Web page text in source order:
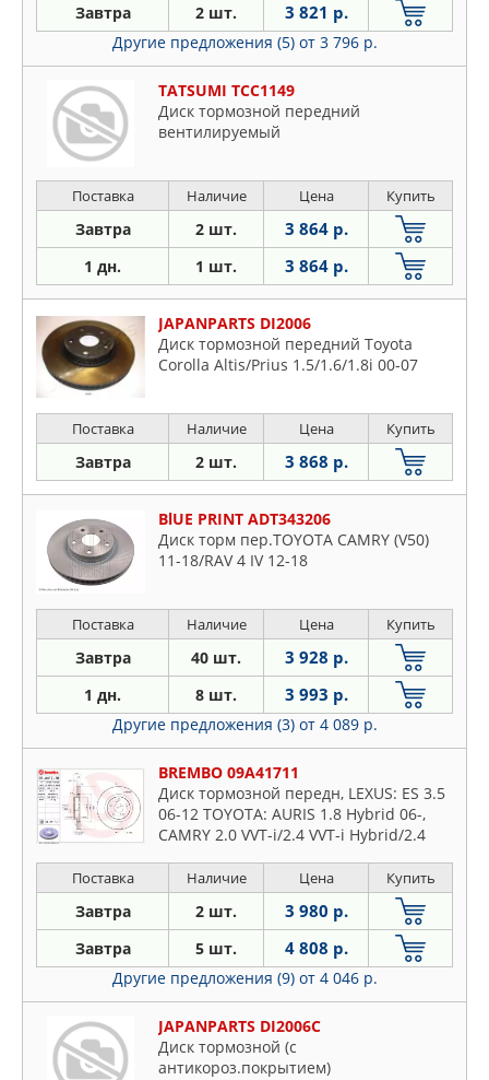
Завтра 2 шт. 3 821 р.
Другие предложения (5) от 3 796 р.
TATSUMI TCC1149
Диск тормозной передний
вентилируемый
Поставка Наличие Цена Купить
Завтра 2 шт. 3 864 р.
1 дн. 1 шт. 3 864 р.
JAPANPARTS DI2006
Диск тормозной передний Toyota
Corolla Altis/Prius 1.5/1.6/1.8i 00-07
Поставка Наличие Цена Купить
Завтра 2 шт. 3 868 р.
BlUE PRINT ADT343206
Диск торм пер.TOYOTA CAMRY (V50)
11-18/RAV 4 IV 12-18
Поставка Наличие Цена Купить
Завтра 40 шт. 3 928 р.
1 дн. 8 шт. 3 993 р.
Другие предложения (3) от 4 089 р.
BREMBO 09A41711
Диск тормозной передн, LEXUS: ES 3.5
06-12 TOYOTA: AURIS 1.8 Hybrid 06-,
CAMRY 2.0 VVT-i/2.4 VVT-i Hybrid/2.4
RAV 4 III 2.
Поставка Наличие Цена Купить
Завтра 2 шт. 3 980 р.
Завтра 5 шт. 4 808 р.
Другие предложения (9) от 4 046 р.
JAPANPARTS DI2006C
Диск тормозной (c
антикороз.покрытием)